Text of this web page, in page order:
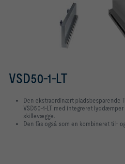
VSD50-1-LT
Den ekstraordinært pladsbesparende
VSD50-1-LT med integreret
skillevægge.
Den fås også som en kombineret til-